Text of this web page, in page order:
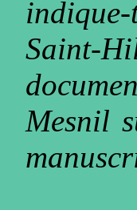
Saint-
Mesnil